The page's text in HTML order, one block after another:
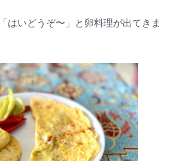
はいどうぞ〜」と卵料理が出てきま